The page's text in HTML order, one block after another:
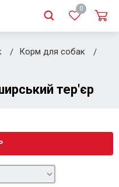
0
Корм для собак
тер'єр